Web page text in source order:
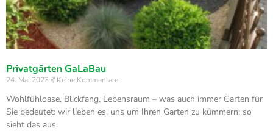
Privatgärten GaLaBau
24. Mai 2023 Keine Kommentare
Wohlfühloase, Blickfang, Lebensraum – was auch immer Garten für
Sie bedeutet: wir lieben es, uns um Ihren Garten zu kümmern: so
sieht das aus.